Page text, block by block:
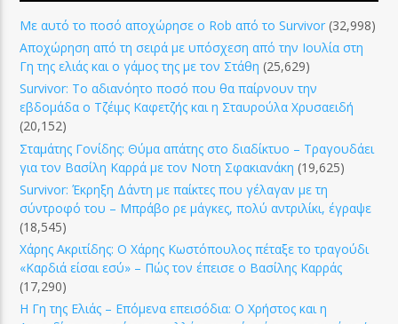
Με αυτό το ποσό αποχώρησε ο Rob από το Survivor (32,998)
Αποχώρηση από τη σειρά με υπόσχεση από την Ιουλία στη
Γη της ελιάς και ο γάμος της με τον Στάθη (25,629)
Survivor: Το αδιανόητο ποσό που θα παίρνουν την
εβδομάδα ο Τζέιμς Καφετζής και η Σταυρούλα Χρυσαειδή
(20,152)
Σταμάτης Γονίδης: Θύμα απάτης στο διαδίκτυο – Τραγουδάει
για τον Βασίλη Καρρά με τον Νοτη Σφακιανάκη (19,625)
Survivor: Έκρηξη Δάντη με παίκτες που γέλαγαν με τη
σύντροφό του – Μπράβο ρε μάγκες, πολύ αντριλίκι, έγραψε
(18,545)
Χάρης Ακριτίδης: Ο Χάρης Κωστόπουλος πέταξε το τραγούδι
«Καρδιά είσαι εσύ» – Πώς τον έπεισε ο Βασίλης Καρράς
(17,290)
Η Γη της Ελιάς – Επόμενα επεισόδια: Ο Χρήστος και η